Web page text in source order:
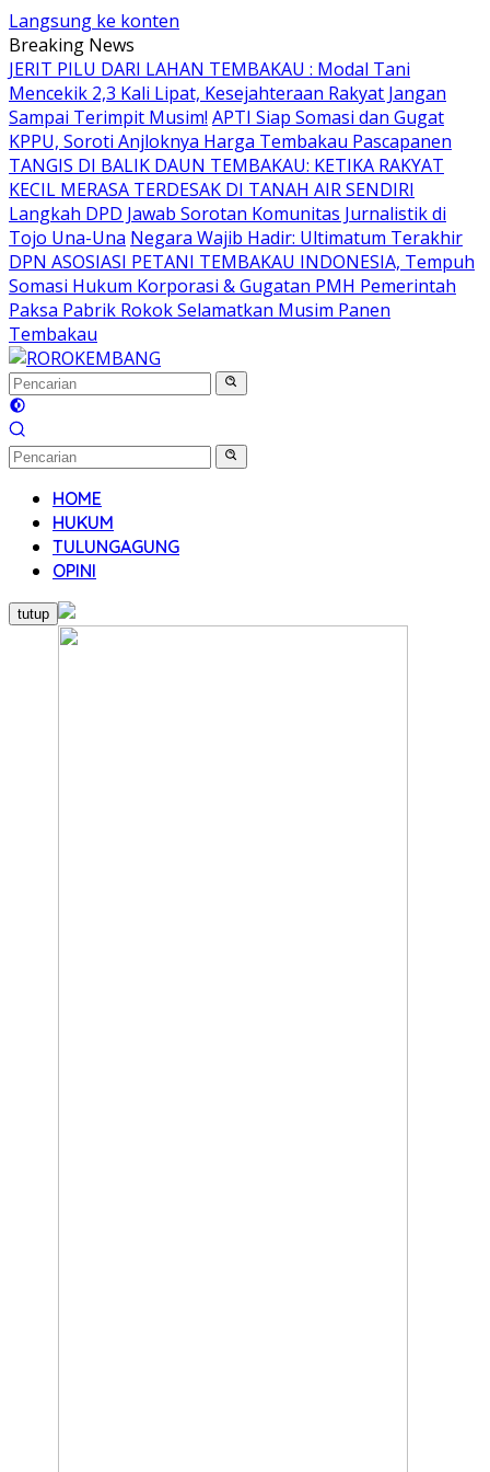
Langsung ke konten
Breaking News
JERIT PILU DARI LAHAN TEMBAKAU ​: Modal Tani
Mencekik 2,3 Kali Lipat, Kesejahteraan Rakyat Jangan
Sampai Terimpit Musim! APTI Siap Somasi dan Gugat
KPPU, Soroti Anjloknya Harga Tembakau Pascapanen
TANGIS DI BALIK DAUN TEMBAKAU: KETIKA RAKYAT
KECIL MERASA TERDESAK DI TANAH AIR SENDIRI
Langkah DPD Jawab Sorotan Komunitas Jurnalistik di
Tojo Una-Una Negara Wajib Hadir: Ultimatum Terakhir
DPN ASOSIASI PETANI TEMBAKAU INDONESIA, Tempuh
Somasi Hukum Korporasi & Gugatan PMH Pemerintah
Paksa Pabrik Rokok Selamatkan Musim Panen
Tembakau
HOME
HUKUM
TULUNGAGUNG
OPINI
tutup